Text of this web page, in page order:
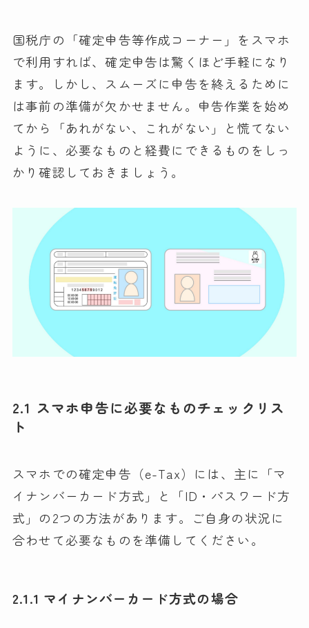
国税庁の「確定申告等作成コーナー」をスマホ
で利用すれば、確定申告は驚くほど手軽になり
ます。しかし、スムーズに申告を終えるために
は事前の準備が欠かせません。申告作業を始め
てから「あれがない、これがない」と慌てない
ように、必要なものと経費にできるものをしっ
かり確認しておきましょう。
2.1 スマホ申告に必要なものチェックリス
ト
スマホでの確定申告（e-Tax）には、主に「マ
イナンバーカード方式」と「ID・パスワード方
式」の2つの方法があります。ご自身の状況に
合わせて必要なものを準備してください。
2.1.1 マイナンバーカード方式の場合